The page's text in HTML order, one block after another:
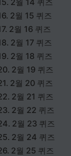
2월 15 퀴즈
2월 16 퀴즈
2월 17 퀴즈
2월 18 퀴즈
2월 19 퀴즈
2월 20 퀴즈
2월 21 퀴즈
2월 22 퀴즈
2월 23 퀴즈
2월 24 퀴즈
2월 25 퀴즈